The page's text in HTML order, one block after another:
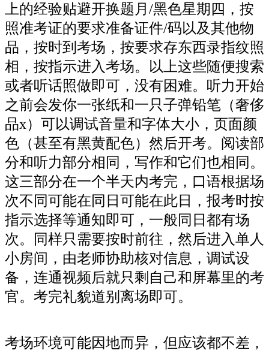
上的经验贴避开换题月/黑色星期四，按
照准考证的要求准备证件/码以及其他物
品，按时到考场，按要求存东西录指纹照
相，按指示进入考场。以上这些随便搜索
或者听话照做即可，没有困难。听力开始
之前会发你一张纸和一只子弹铅笔（奢侈
品x）可以调试音量和字体大小，页面颜
色（甚至有黑黄配色）然后开考。阅读部
分和听力部分相同，写作和它们也相同。
这三部分在一个半天内考完，口语根据场
次不同可能在同日可能在此日，报考时按
指示选择等通知即可，一般同日都有场
次。同样只需要按时前往，然后进入单人
小房间，由老师协助核对信息，调试设
备，连通视频后就只剩自己和屏幕里的考
官。考完礼貌道别离场即可。
考场环境可能因地而异，但应该都不差，